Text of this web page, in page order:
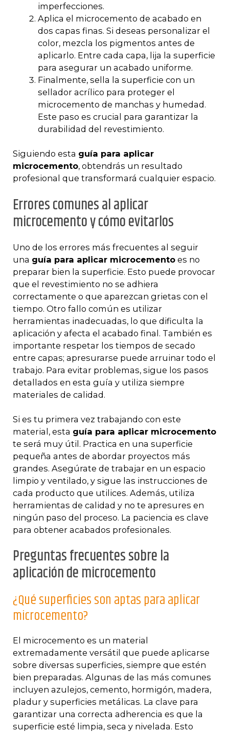
imperfecciones.
Aplica el microcemento de acabado en
dos capas finas. Si deseas personalizar el
color, mezcla los pigmentos antes de
aplicarlo. Entre cada capa, lija la superficie
para asegurar un acabado uniforme.
Finalmente, sella la superficie con un
sellador acrílico para proteger el
microcemento de manchas y humedad.
Este paso es crucial para garantizar la
durabilidad del revestimiento.
Siguiendo esta guía para aplicar
microcemento, obtendrás un resultado
profesional que transformará cualquier espacio.
Errores comunes al aplicar
microcemento y cómo evitarlos
Uno de los errores más frecuentes al seguir
una guía para aplicar microcemento es no
preparar bien la superficie. Esto puede provocar
que el revestimiento no se adhiera
correctamente o que aparezcan grietas con el
tiempo. Otro fallo común es utilizar
herramientas inadecuadas, lo que dificulta la
aplicación y afecta el acabado final. También es
importante respetar los tiempos de secado
entre capas; apresurarse puede arruinar todo el
trabajo. Para evitar problemas, sigue los pasos
detallados en esta guía y utiliza siempre
materiales de calidad.
Si es tu primera vez trabajando con este
material, esta guía para aplicar microcemento
te será muy útil. Practica en una superficie
pequeña antes de abordar proyectos más
grandes. Asegúrate de trabajar en un espacio
limpio y ventilado, y sigue las instrucciones de
cada producto que utilices. Además, utiliza
herramientas de calidad y no te apresures en
ningún paso del proceso. La paciencia es clave
para obtener acabados profesionales.
Preguntas frecuentes sobre la
aplicación de microcemento
¿Qué superficies son aptas para aplicar
microcemento?
El microcemento es un material
extremadamente versátil que puede aplicarse
sobre diversas superficies, siempre que estén
bien preparadas. Algunas de las más comunes
incluyen azulejos, cemento, hormigón, madera,
pladur y superficies metálicas. La clave para
garantizar una correcta adherencia es que la
superficie esté limpia, seca y nivelada. Esto